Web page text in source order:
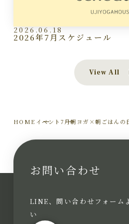
2026.06.18
2026年7月スケジュール
View All
HOME イベント 7月朝ヨガ×朝ごはんの
お問い合わせ
LINE、問い合わせフォーム
い